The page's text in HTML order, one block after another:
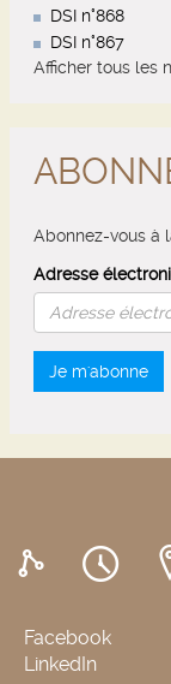
DSI n°868
DSI n°867
Afficher tous les
Abonnez-vous à
Adresse
Je m'abonne
Facebook
LinkedIn